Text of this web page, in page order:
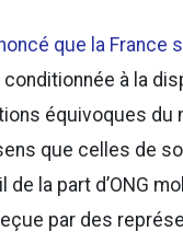
que la France
à la
équivoques du
que celles de
de la part d’ONG
par des